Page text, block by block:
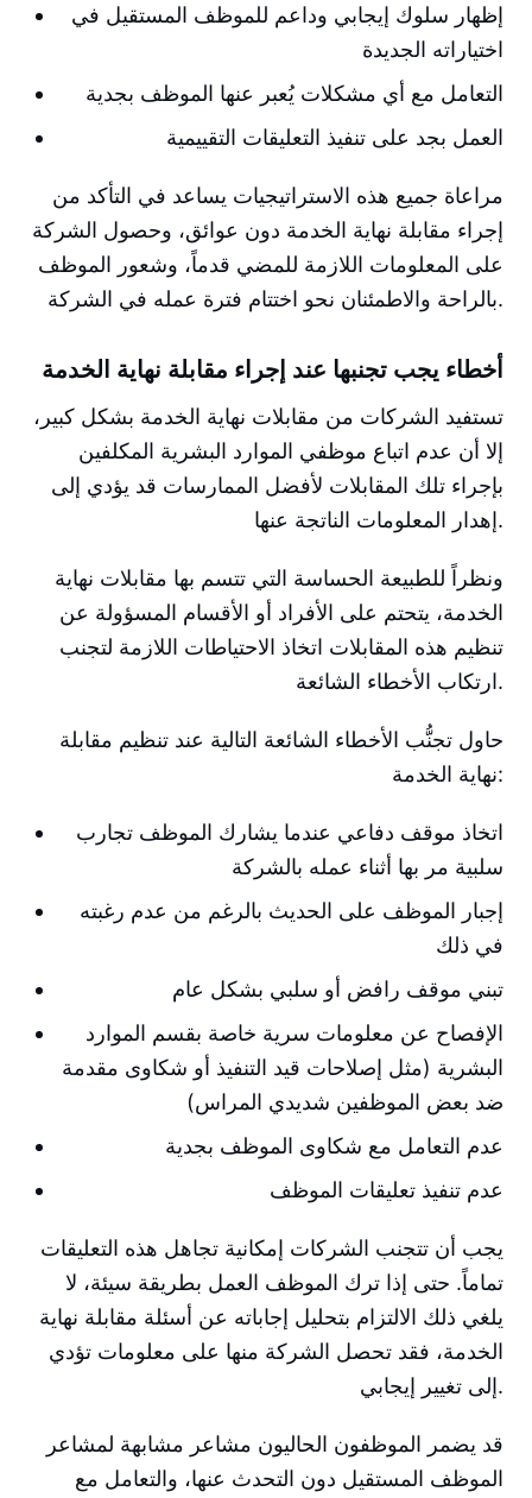
إظهار سلوك إيجابي وداعم للموظف المستقيل في
اختياراته الجديدة
التعامل مع أي مشكلات يُعبر عنها الموظف بجدية
العمل بجد على تنفيذ التعليقات التقييمية
مراعاة جميع هذه الاستراتيجيات يساعد في التأكد من
إجراء مقابلة نهاية الخدمة دون عوائق، وحصول الشركة
على المعلومات اللازمة للمضي قدماً، وشعور الموظف
بالراحة والاطمئنان نحو اختتام فترة عمله في الشركة.
أخطاء يجب تجنبها عند إجراء مقابلة نهاية الخدمة
تستفيد الشركات من مقابلات نهاية الخدمة بشكل كبير،
إلا أن عدم اتباع موظفي الموارد البشرية المكلفين
بإجراء تلك المقابلات لأفضل الممارسات قد يؤدي إلى
إهدار المعلومات الناتجة عنها.
ونظراً للطبيعة الحساسة التي تتسم بها مقابلات نهاية
الخدمة، يتحتم على الأفراد أو الأقسام المسؤولة عن
تنظيم هذه المقابلات اتخاذ الاحتياطات اللازمة لتجنب
ارتكاب الأخطاء الشائعة.
حاول تجنُّب الأخطاء الشائعة التالية عند تنظيم مقابلة
نهاية الخدمة:
اتخاذ موقف دفاعي عندما يشارك الموظف تجارب
سلبية مر بها أثناء عمله بالشركة
إجبار الموظف على الحديث بالرغم من عدم رغبته
في ذلك
تبني موقف رافض أو سلبي بشكل عام
الإفصاح عن معلومات سرية خاصة بقسم الموارد
البشرية (مثل إصلاحات قيد التنفيذ أو شكاوى مقدمة
ضد بعض الموظفين شديدي المراس)
عدم التعامل مع شكاوى الموظف بجدية
عدم تنفيذ تعليقات الموظف
يجب أن تتجنب الشركات إمكانية تجاهل هذه التعليقات
تماماً. حتى إذا ترك الموظف العمل بطريقة سيئة، لا
يلغي ذلك الالتزام بتحليل إجاباته عن أسئلة مقابلة نهاية
الخدمة، فقد تحصل الشركة منها على معلومات تؤدي
إلى تغيير إيجابي.
قد يضمر الموظفون الحاليون مشاعر مشابهة لمشاعر
الموظف المستقيل دون التحدث عنها، والتعامل مع